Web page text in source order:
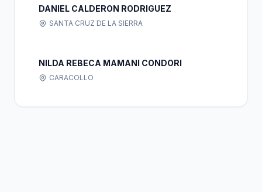
DANIEL CALDERON RODRIGUEZ
SANTA CRUZ DE LA SIERRA
NILDA REBECA MAMANI CONDORI
CARACOLLO